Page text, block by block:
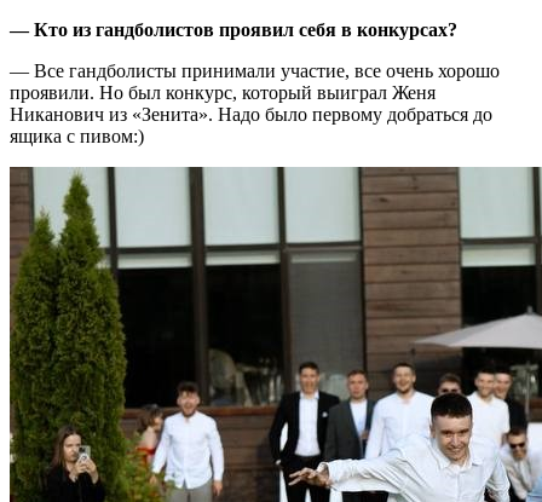
— Кто из гандболистов проявил себя в конкурсах?
— Все гандболисты принимали участие, все очень хорошо
проявили. Но был конкурс, который выиграл Женя
Никанович из «Зенита». Надо было первому добраться до
ящика с пивом:)